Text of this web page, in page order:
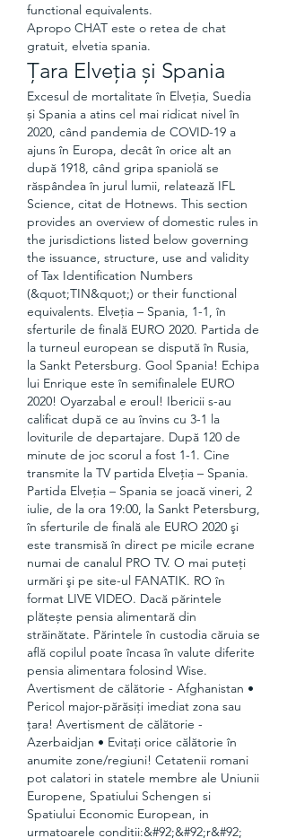
functional equivalents.
Apropo CHAT este o retea de chat
gratuit, elvetia spania.
Țara Elveția și Spania
Excesul de mortalitate în Elveția, Suedia
și Spania a atins cel mai ridicat nivel în
2020, când pandemia de COVID-19 a
ajuns în Europa, decât în orice alt an
după 1918, când gripa spaniolă se
răspândea în jurul lumii, relatează IFL
Science, citat de Hotnews. This section
provides an overview of domestic rules in
the jurisdictions listed below governing
the issuance, structure, use and validity
of Tax Identification Numbers
(&quot;TIN&quot;) or their functional
equivalents. Elveția – Spania, 1-1, în
sferturile de finală EURO 2020. Partida de
la turneul european se dispută în Rusia,
la Sankt Petersburg. Gool Spania! Echipa
lui Enrique este în semifinalele EURO
2020! Oyarzabal e eroul! Ibericii s-au
calificat după ce au învins cu 3-1 la
loviturile de departajare. După 120 de
minute de joc scorul a fost 1-1. Cine
transmite la TV partida Elveţia – Spania.
Partida Elveţia – Spania se joacă vineri, 2
iulie, de la ora 19:00, la Sankt Petersburg,
în sferturile de finală ale EURO 2020 şi
este transmisă în direct pe micile ecrane
numai de canalul PRO TV. O mai puteţi
urmări şi pe site-ul FANATIK. RO în
format LIVE VIDEO. Dacă părintele
plătește pensia alimentară din
străinătate. Părintele în custodia căruia se
află copilul poate încasa în valute diferite
pensia alimentara folosind Wise.
Avertisment de călătorie - Afghanistan •
Pericol major-părăsiţi imediat zona sau
ţara! Avertisment de călătorie -
Azerbaidjan • Evitați orice călătorie în
anumite zone/regiuni! Cetatenii romani
pot calatori in statele membre ale Uniunii
Europene, Spatiului Schengen si
Spatiului Economic European, in
urmatoarele conditii:&#92;&#92;r&#92;